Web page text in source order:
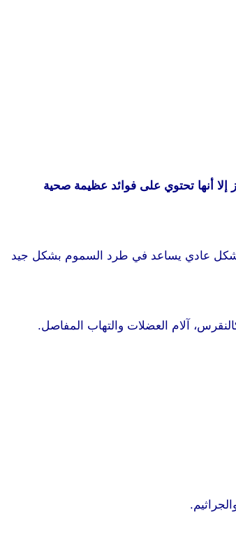
إلا أنها تحتوي على فوائد عظيمة صحية
بشكل عادي يساعد في طرد السموم بشكل جيد
آلام العضلات والتهاب المفاصل.